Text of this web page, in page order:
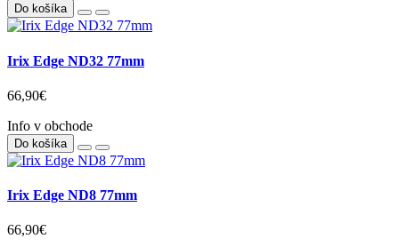
Do košíka
Irix Edge ND32 77mm
66,90€
Info v obchode
Do košíka
Irix Edge ND8 77mm
66,90€